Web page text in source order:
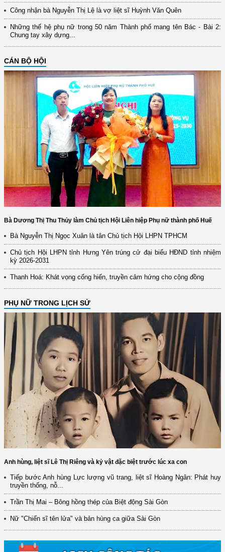
Công nhận bà Nguyễn Thị Lệ là vợ liệt sĩ Huỳnh Văn Quên
Những thế hệ phụ nữ trong 50 năm Thành phố mang tên Bác - Bài 2:
Chung tay xây dựng...
CÁN BỘ HỘI
Bà Dương Thị Thu Thủy làm Chủ tịch Hội Liên hiệp Phụ nữ thành phố Huế
Bà Nguyễn Thị Ngọc Xuân là tân Chủ tịch Hội LHPN TPHCM
Chủ tịch Hội LHPN tỉnh Hưng Yên trúng cử đại biểu HĐND tỉnh nhiệm
kỳ 2026-2031
Thanh Hoá: Khát vọng cống hiến, truyền cảm hứng cho cộng đồng
PHỤ NỮ TRONG LỊCH SỬ
Anh hùng, liệt sĩ Lê Thị Riêng và kỷ vật đặc biệt trước lúc xa con
Tiếp bước Anh hùng Lực lượng vũ trang, liệt sĩ Hoàng Ngân: Phát huy
truyền thống, nỗ...
Trần Thị Mai – Bông hồng thép của Biệt động Sài Gòn
Nữ "Chiến sĩ tên lửa" và bản hùng ca giữa Sài Gòn
(12/TB-HĐKH) V/v đăng ký, đề xuất nhiệm vụ Khoa học, công nghệ và
đổi mới ...
(898/KH/ĐCT) Kế hoạch thực hiện Quyết định số 2415/QĐ-TTg ngày
31/10/2025 ...
xây dựng ...